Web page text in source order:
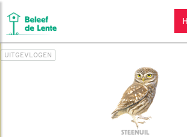
UITGEVLOGEN
STEENUIL